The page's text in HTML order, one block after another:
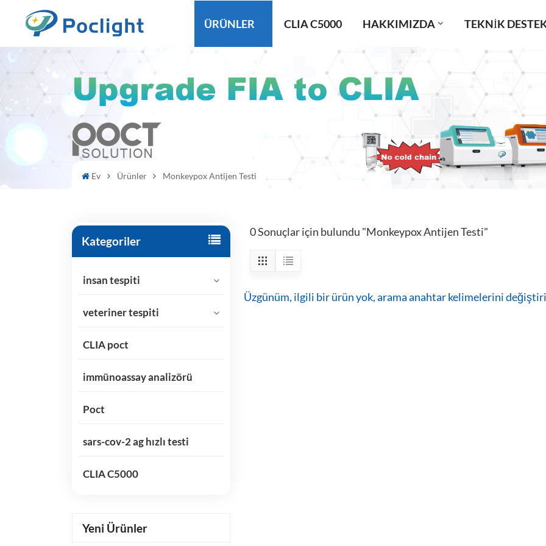
ÜRÜNLER CLIA C5000 HAKKIMIZDA TEKNIK
Ev Ürünler Monkeypox Antijen Testi
Kategoriler
insan tespiti
veteriner tespiti
CLIA poct
immünoassay analizörü
Poct
sars-cov-2 ag hızlı testi
CLIA C5000
Yeni Ürünler
0 Sonuçlar için bulundu "Monkeypox Antijen Testi"
Üzgünüm, ilgili bir ürün yok, arama anahtar kelimelerini